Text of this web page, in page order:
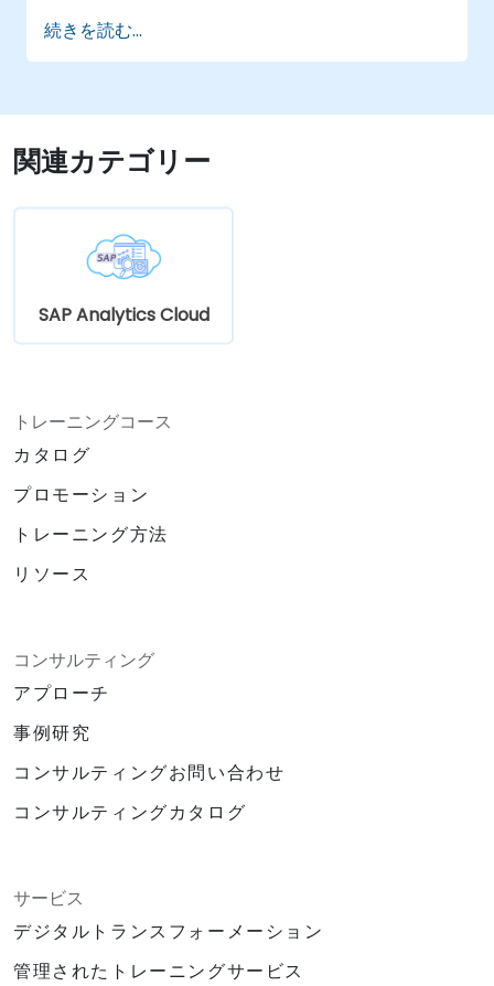
続きを読む...
関連カテゴリー
SAP Analytics Cloud
トレーニングコース
カタログ
プロモーション
トレーニング方法
リソース
コンサルティング
アプローチ
事例研究
コンサルティングお問い合わせ
コンサルティングカタログ
サービス
デジタルトランスフォーメーション
管理されたトレーニングサービス